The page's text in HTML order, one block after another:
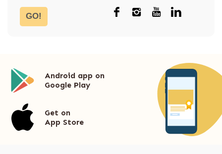
GO!
Android app on
Google Play
Get on
App Store